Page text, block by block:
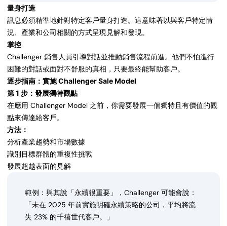
量身打造
訊息必須精準地針對特定客戶量身打造。這意味著以與客戶特定情
況、產業和公司相關的方式呈現見解和發現。
掌控
Challenger 銷售人員引導對話並推動銷售流程前進。他們不怕進行
困難的對話或面對不舒服的真相，只要最終能幫助客戶。
逐步指南：實施 Challenger Sale Model
第 1 步：發展獨特觀點
在應用 Challenger Model 之前，你需要發展一個獨特且有價值的觀
點來傳達給客戶。
方法：
分析產業趨勢和市場數據
識別目標群體的重複性挑戰
發展超越表面的見解
範例：與其說「永續很重要」，Challenger 可能會說：
「未在 2025 年前實施明確永續策略的公司，平均將流
失 23% 的千禧世代客戶。」